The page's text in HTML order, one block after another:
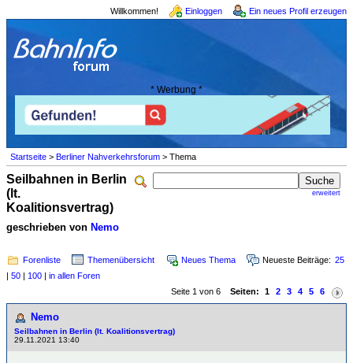
Willkommen! Einloggen Ein neues Profil erzeugen
* Werbung *
Startseite > Berliner Nahverkehrsforum > Thema
erweitert
Seilbahnen in Berlin
(lt.
Koalitionsvertrag)
geschrieben von Nemo
Forenliste Themenübersicht Neues Thema Neueste Beiträge: 25
| 50 | 100 | in allen Foren
Seite 1 von 6 Seiten: 1 2 3 4 5 6
Nemo
Seilbahnen in Berlin (lt. Koalitionsvertrag)
29.11.2021 13:40